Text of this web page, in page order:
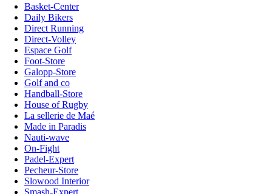
Basket-Center
Daily Bikers
Direct Running
Direct-Volley
Espace Golf
Foot-Store
Galopp-Store
Golf and co
Handball-Store
House of Rugby
La sellerie de Maé
Made in Paradis
Nauti-wave
On-Fight
Padel-Expert
Pecheur-Store
Slowood Interior
Smash-Expert